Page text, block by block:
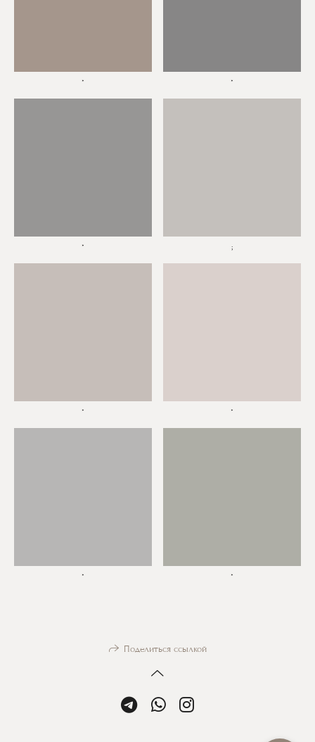
* *
* ;
* *
* *
Поделиться ссылкой